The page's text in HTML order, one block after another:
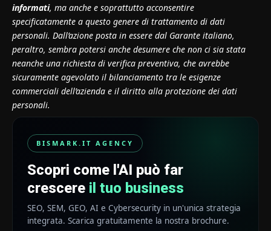
informati, ma anche e soprattutto acconsentire
specificatamente a questo genere di trattamento di dati
personali. Dall’azione posta in essere dal Garante italiano,
peraltro, sembra potersi anche desumere che non ci sia stata
neanche una richiesta di verifica preventiva, che avrebbe
sicuramente agevolato il bilanciamento tra le esigenze
commerciali dell’azienda e il diritto alla protezione dei dati
personali.
BISMARK.IT AGENCY
Scopri come l'AI può far
crescere il tuo business
SEO, SEM, GEO, AI e Cybersecurity in un'unica strategia
integrata. Scarica gratuitamente la nostra brochure.